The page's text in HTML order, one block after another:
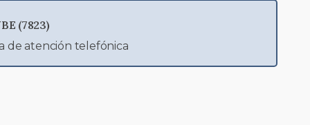
(7823)
de atención telefónica